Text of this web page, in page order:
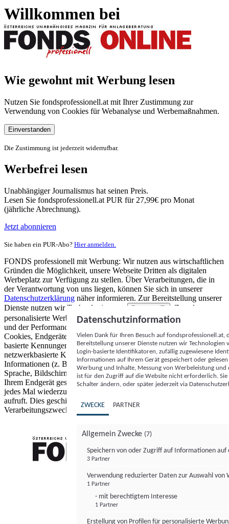
Willkommen bei
Wie gewohnt mit Werbung lesen
Nutzen Sie fondsprofessionell.at mit Ihrer Zustimmung zur
Verwendung von Cookies für Webanalyse und Werbemaßnahmen.
Einverstanden
Die Zustimmung ist jederzeit widerrufbar.
Werbefrei lesen
Unabhängiger Journalismus hat seinen Preis.
Lesen Sie fondsprofessionell.at PUR für 27,99€ pro Monat
(jährliche Abrechnung).
Jetzt abonnieren
Sie haben ein PUR-Abo? Hier anmelden.
FONDS professionell mit Werbung: Wir nutzen aus wirtschaftlichen
Gründen die Möglichkeit, unsere Webseite Dritten als digitalen
Werbeplatz zur Verfügung zu stellen. Über Verarbeitungen, die in
der Verantwortung von uns liegen, können Sie sich in unserer
Datenschutzerklärung näher informieren. Zur Bereitstellung unserer
Dienste nutzen wir Technologien von
Partnern (5)
. Zwecke:
personalisierte Werbung und Inhalte, Messung von Werbeleistung
und der Performance von Inhalten sowie Zielgruppenforschung.
Cookies, Endgeräte- oder ähnliche Online-Kennungen (z. B. login-
basierte Kennungen, zufällig generierte Kennungen,
netzwerkbasierte Kennungen) können zusammen mit anderen
Informationen (z. B. Browsertyp und Browserinformationen,
Sprache, Bildschirmgröße, unterstützte Technologien usw.) auf
Ihrem Endgerät gespeichert oder von dort ausgelesen werden, um es
jedes Mal wiederzuerkennen, wenn es eine App oder einer Webseite
aufruft. Dies geschieht für einen oder mehrere der hier aufgeführten
Verarbeitungszwecke.
Datenschutzinformation
Vielen Dank für Ihren Besuch auf
Bereitstellung unserer Dienste nutzen wir Technologien
Login-basierte Identifikatoren, zufällig zugewiesene
Informationen auf Ihrem Gerät gespeichert oder
Werbung und Inhalte, Messung von Werbeleistung
ist für den Zugriff auf die Website nicht erforderlich.
Schalter ändern, oder später jederzeit via
ZWECKE PARTNER
Allgemein Zwecke (7)
Speichern von oder Zugriff auf Informationen auf
3 Partner
Verwendung reduzierter Daten zur Auswahl von
1 Partner
- mit berechtigtem Interesse
1 Partner
Erstellung von Profilen für personalisierte
FONDS professionell